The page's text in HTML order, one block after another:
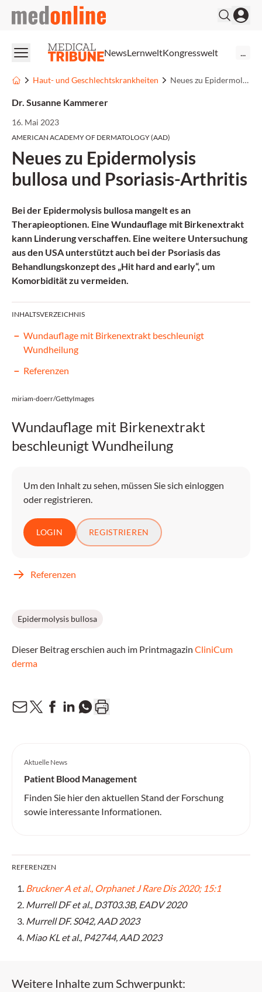
medonline
NewsLernweltKongresswelt
Haut- und Geschlechtskrankheiten Neues zu Epidermolysis bullosa und Psoriasis-Arthritis
Dr. Susanne Kammerer
16. Mai 2023
AMERICAN ACADEMY OF DERMATOLOGY (AAD)
Neues zu Epidermolysis
bullosa und Psoriasis-Arthritis
Bei der Epidermolysis bullosa mangelt es an
Therapieoptionen. Eine Wundauflage mit Birkenextrakt
kann Linderung verschaffen. Eine weitere Untersuchung
aus den USA unterstützt auch bei der Psoriasis das
Behandlungskonzept des „Hit hard and early“, um
Komorbidität zu vermeiden.
INHALTSVERZEICHNIS
Wundauflage mit Birkenextrakt beschleunigt
Wundheilung
Referenzen
miriam-doerr/GettyImages
Wundauflage mit Birkenextrakt
beschleunigt Wundheilung
Um den Inhalt zu sehen, müssen Sie sich einloggen
oder registrieren.
LOGIN REGISTRIEREN
Referenzen
Epidermolysis bullosa
Dieser Beitrag erschien auch im Printmagazin CliniCum
derma
Aktuelle News
Patient Blood Management
Finden Sie hier den aktuellen Stand der Forschung
sowie interessante Informationen.
REFERENZEN
Bruckner A et al., Orphanet J Rare Dis 2020; 15:1
Murrell DF et al., D3T03.3B, EADV 2020
Murrell DF. S042, AAD 2023
Miao KL et al., P42744, AAD 2023
Weitere Inhalte zum Schwerpunkt: